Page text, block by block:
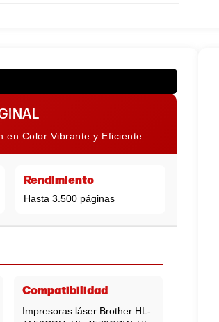
en Color Vibrante y Eficiente
Rendimiento
Hasta 3.500 páginas
Compatibilidad
Impresoras láser Brother HL-